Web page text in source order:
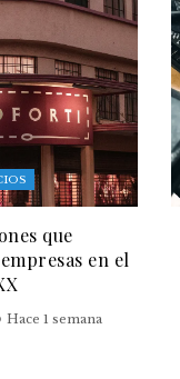
que
en el
Hace 1 semana